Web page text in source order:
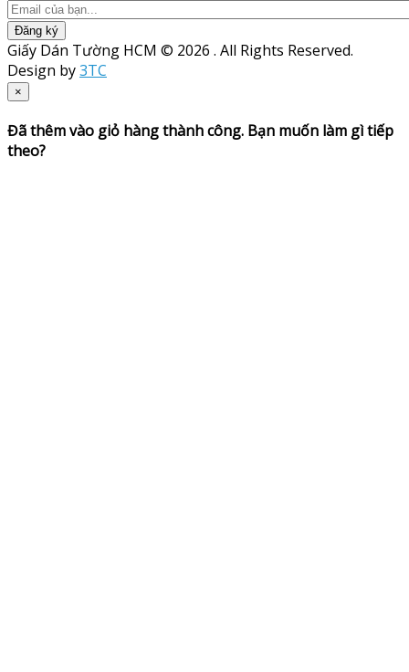
Đăng ký
Giấy Dán Tường HCM © 2026 . All Rights Reserved.
Design by3TC
×
Đã thêm vào giỏ hàng thành công. Bạn muốn làm gì tiếp
theo?